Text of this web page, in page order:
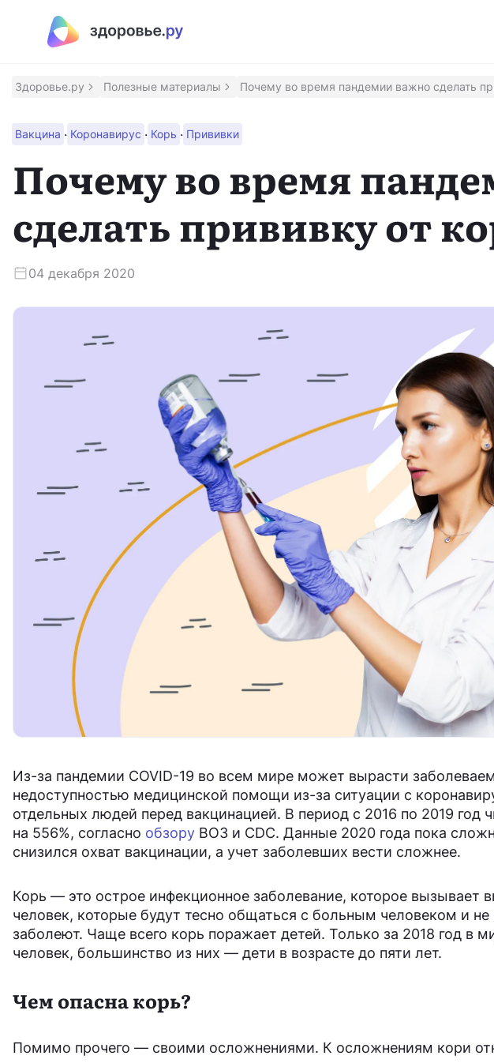
Здоровье.ру Полезные материалы Почему во время пандемии важно сделать
Вакцина · Коронавирус · Корь · Прививки
Почему во время
сделать прививку от
04 декабря 2020
Из-за пандемии COVID-19 во всем мире может вырасти
недоступностью медицинской помощи из-за ситуации с
отдельных людей перед вакцинацией. В период с 2016 по 2019 год
на 556%, согласно обзору ВОЗ и CDC. Данные 2020 года пока
снизился охват вакцинации, а учет заболевших вести сложнее.
Корь — это острое инфекционное заболевание, которое вызывает
человек, которые будут тесно общаться с больным человеком и
заболеют. Чаще всего корь поражает детей. Только за 2018 год в
человек, большинство из них — дети в возрасте до пяти лет.
Чем опасна корь?
Помимо прочего — своими осложнениями. К осложнениям кори
Полезные материалы
Программы
Восстановление после инсульта
Контроль над псориазом
Программа для людей с ВМД и ДМО